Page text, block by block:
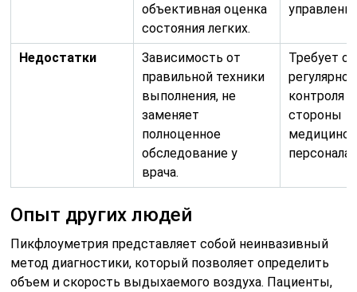
объективная оценка
состояния легких.
Недостатки
Зависимость от
правильной техники
выполнения, не
заменяет
полноценное
обследование у
врача.
Требует
контроля
стороны
персонала.
Опыт других людей
Пикфлоуметрия представляет собой неинвазивный
метод диагностики, который позволяет определить
объем и скорость выдыхаемого воздуха. Пациенты,